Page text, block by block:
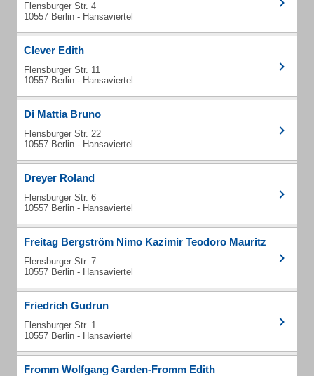
Flensburger Str. 4
10557 Berlin - Hansaviertel
Clever Edith
Flensburger Str. 11
10557 Berlin - Hansaviertel
Di Mattia Bruno
Flensburger Str. 22
10557 Berlin - Hansaviertel
Dreyer Roland
Flensburger Str. 6
10557 Berlin - Hansaviertel
Freitag Bergström Nimo Kazimir Teodoro Mauritz
Flensburger Str. 7
10557 Berlin - Hansaviertel
Friedrich Gudrun
Flensburger Str. 1
10557 Berlin - Hansaviertel
Fromm Wolfgang Garden-Fromm Edith